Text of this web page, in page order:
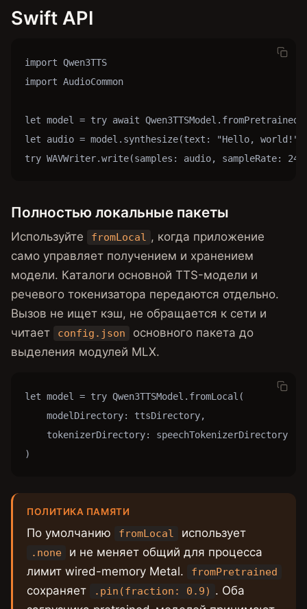
Swift API
import Qwen3TTS
import AudioCommon
let model = try await
let audio = model.synthesize(text: "Hello, world!",
try WAVWriter.write(samples: audio, sampleRate:
Полностью локальные пакеты
Используйте fromLocal , когда приложение
само управляет получением и хранением
модели. Каталоги основной TTS-модели и
речевого токенизатора передаются отдельно.
Вызов не ищет кэш, не обращается к сети и
читает
config.json
основного пакета до
выделения модулей MLX.
let model = try Qwen3TTSModel.fromLocal(
    modelDirectory: ttsDirectory,
    tokenizerDirectory: speechTokenizerDirectory
)
ПОЛИТИКА ПАМЯТИ
По умолчанию fromLocal использует
.none
и не меняет общий для процесса
лимит wired-memory Metal.
fromPretrained
сохраняет .pin(fraction: 0.9) . Оба